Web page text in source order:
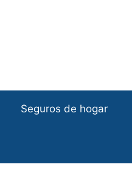
Seguros de hogar